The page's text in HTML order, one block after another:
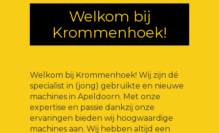
Welkom bij
Krommenhoek!
Welkom bij Krommenhoek! Wij zijn dé
specialist in (jong) gebruikte en nieuwe
machines in Apeldoorn. Met onze
expertise en passie dankzij onze
ervaringen bieden wij hoogwaardige
machines aan. Wij hebben altijd een